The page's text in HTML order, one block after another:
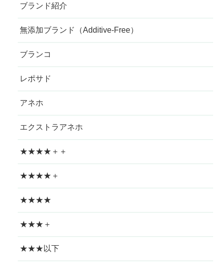
ブランド紹介
無添加ブランド（Additive-Free）
ブランコ
レポサド
アネホ
エクストラアネホ
★★★★＋＋
★★★★＋
★★★★
★★★＋
★★★以下